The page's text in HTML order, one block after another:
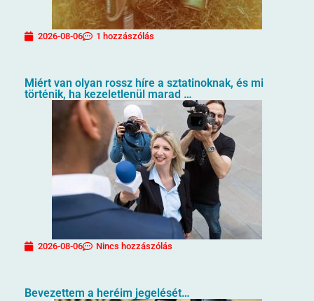
2026-08-06 1 hozzászólás
Miért van olyan rossz híre a sztatinoknak, és mi
történik, ha kezeletlenül marad …
2026-08-06 Nincs hozzászólás
Bevezettem a heréim jegelését…